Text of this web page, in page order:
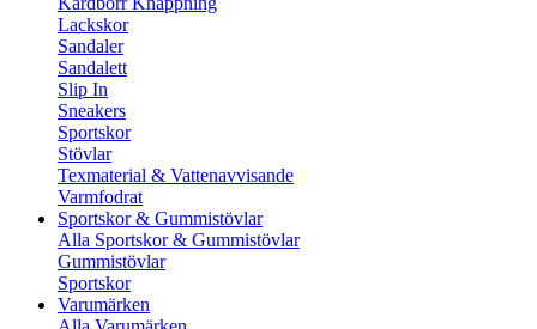
Lackskor
Sandaler
Sandalett
Slip In
Sneakers
Sportskor
Stövlar
Texmaterial & Vattenavvisande
Varmfodrat
Sportskor & Gummistövlar
Alla Sportskor & Gummistövlar
Gummistövlar
Sportskor
Varumärken